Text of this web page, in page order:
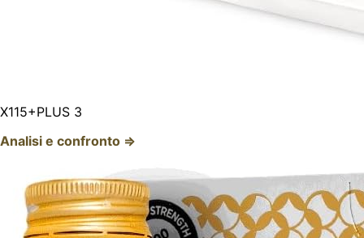
X115+PLUS 3
Analisi e confronto ⇒